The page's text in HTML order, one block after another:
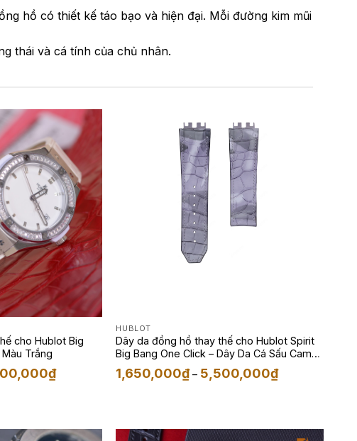
hồ có thiết kế táo bạo và hiện đại. Mỗi đường kim mũi
thái và cá tính của chủ nhân.
cho Hublot Big
Trắng
₫Khoảng
giá:
HUBLOT
Dây da đồng hồ thay thế cho Hublot Spirit
Big Bang One Click – Dây Da Cá Sấu Camo
Xám
1,650,000₫ – 5,500,000₫Khoảng
giá: